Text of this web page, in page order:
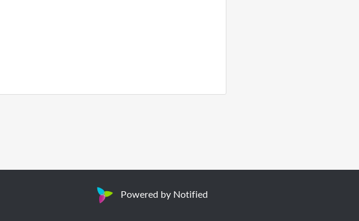
Powered by Notified